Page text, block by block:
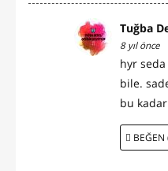
Tuğba
8 yıl önce
hyr
bile.
bu
BEĞEN